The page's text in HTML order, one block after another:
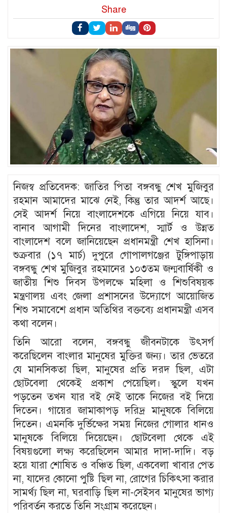
Share
নিজস্ব প্রতিবেদক: জাতির পিতা বঙ্গবন্ধু শেখ মুজিবুর
রহমান আমাদের মাঝে নেই, কিন্তু তার আদর্শ আছে।
সেই আদর্শ নিয়ে বাংলাদেশকে এগিয়ে নিয়ে যাব।
বানাব আগামী দিনের বাংলাদেশ, স্মার্ট ও উন্নত
বাংলাদেশ বলে জানিয়েছেন প্রধানমন্ত্রী শেখ হাসিনা।
শুক্রবার (১৭ মার্চ) দুপুরে গোপালগঞ্জের টুঙ্গিপাড়ায়
বঙ্গবন্ধু শেখ মুজিবুর রহমানের ১০৩তম জন্মবার্ষিকী ও
জাতীয় শিশু দিবস উপলক্ষে মহিলা ও শিশুবিষয়ক
মন্ত্রণালয় এবং জেলা প্রশাসনের উদ্যোগে আয়োজিত
শিশু সমাবেশে প্রধান অতিথির বক্তব্যে প্রধানমন্ত্রী এসব
কথা বলেন।
তিনি আরো বলেন, বঙ্গবন্ধু জীবনটাকে উৎসর্গ
করেছিলেন বাংলার মানুষের মুক্তির জন্য। তার ভেতরে
যে মানসিকতা ছিল, মানুষের প্রতি দরদ ছিল, এটা
ছোটবেলা থেকেই প্রকাশ পেয়েছিল। স্কুলে যখন
পড়তেন তখন যার বই নেই তাকে নিজের বই দিয়ে
দিতেন। গায়ের জামাকাপড় দরিদ্র মানুষকে বিলিয়ে
দিতেন। এমনকি দুর্ভিক্ষের সময় নিজের গোলার ধানও
মানুষকে বিলিয়ে দিয়েছেন। ছোটবেলা থেকে এই
বিষয়গুলো লক্ষ্য করেছিলেন আমার দাদা-দাদি। বড়
হয়ে যারা শোষিত ও বঞ্চিত ছিল, একবেলা খাবার পেত
না, যাদের কোনো পুষ্টি ছিল না, রোগের চিকিৎসা করার
সামর্থ্য ছিল না, ঘরবাড়ি ছিল না-সেইসব মানুষের ভাগ্য
পরিবর্তন করতে তিনি সংগ্রাম করেছেন।